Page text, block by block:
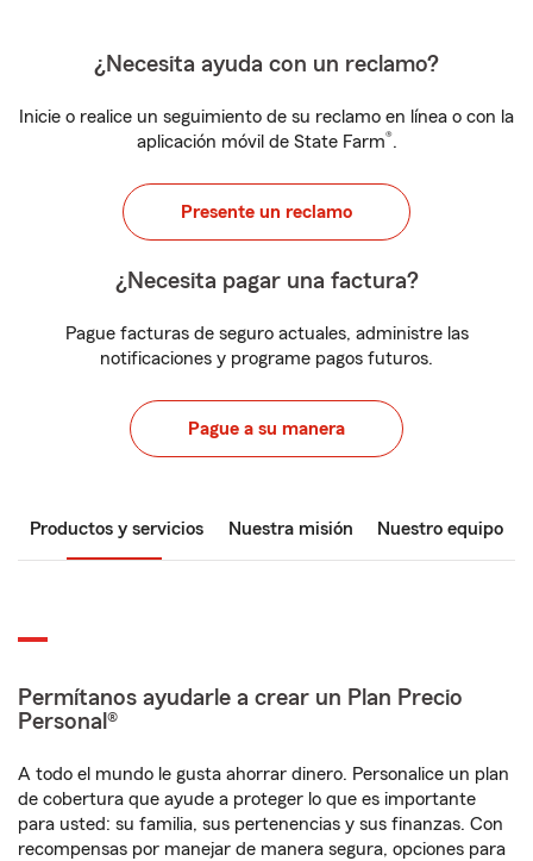
¿Necesita ayuda con un reclamo?
Inicie o realice un seguimiento de su reclamo en línea o con la
aplicación móvil de State Farm®.
Presente un reclamo
¿Necesita pagar una factura?
Pague facturas de seguro actuales, administre las
notificaciones y programe pagos futuros.
Pague a su manera
Productos y servicios Nuestra misión Nuestro equipo
Permítanos ayudarle a crear un Plan Precio
Personal®
A todo el mundo le gusta ahorrar dinero. Personalice un plan
de cobertura que ayude a proteger lo que es importante
para usted: su familia, sus pertenencias y sus finanzas. Con
recompensas por manejar de manera segura, opciones para